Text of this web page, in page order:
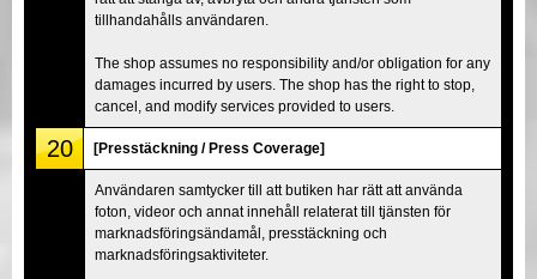
tillhandahålls användaren.
The shop assumes no responsibility and/or obligation for any
damages incurred by users. The shop has the right to stop,
cancel, and modify services provided to users.
20 [Presstäckning / Press Coverage]
Användaren samtycker till att butiken har rätt att använda
foton, videor och annat innehåll relaterat till tjänsten för
marknadsföringsändamål, presstäckning och
marknadsföringsaktiviteter.